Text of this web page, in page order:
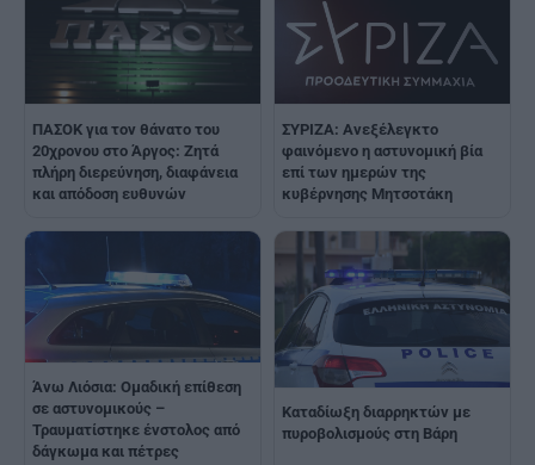
ΠΑΣΟΚ για τον θάνατο του
20χρονου στο Άργος: Ζητά
πλήρη διερεύνηση, διαφάνεια
και απόδοση ευθυνών
ΣΥΡΙΖΑ: Ανεξέλεγκτο
φαινόμενο η αστυνομική βία
επί των ημερών της
κυβέρνησης Μητσοτάκη
Άνω Λιόσια: Ομαδική επίθεση
σε αστυνομικούς –
Τραυματίστηκε ένστολος από
δάγκωμα και πέτρες
Καταδίωξη διαρρηκτών με
πυροβολισμούς στη Βάρη